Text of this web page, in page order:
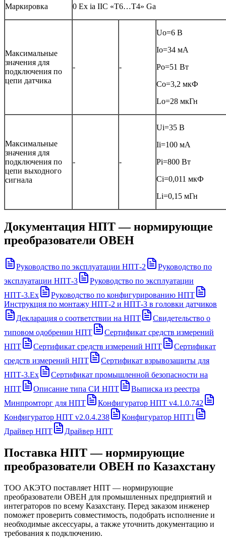
Маркировка 0 Ex ia IIC «T6…Т4» Ga
Максимальные
значения для
подключения по
цепи датчика
- -
Uo=6 В
Io=34 мА
Po=51 Вт
Сo=3,2 мкФ
Lo=28 мкГн
Максимальные
значения для
подключения по
цепи выходного
сигнала
- -
Ui=35 В
Ii=100 мА
Pi=800 Вт
Сi=0,011 мкФ
Li=0,15 мГн
Документация НПТ — нормирующие
преобразователи ОВЕН
Руководство по эксплуатации НПТ-2
Руководство по
эксплуатации НПТ-3
Руководство по эксплуатации
НПТ-3.Ех
Руководство по конфигурированию НПТ
Инструкция по монтажу НПТ-2 и НПТ-3 в головки датчиков
Декларация о соответствии на НПТ
Свидетельство о
типовом одобрении НПТ
Сертификат средств измерений
НПТ
Сертификат средств измерений НПТ
Сертификат
средств измерений НПТ
Сертификат взрывозащиты для
НПТ-3.Ex
Сертификат промышленной безопасности на
НПТ
Описание типа СИ НПТ
Выписка из реестра
Минпромторг для НПТ
Конфигуратор НПТ v4.1.0.742
Конфигуратор НПТ v2.0.4.238
Конфигуратор НПТ1
Драйвер НПТ
Драйвер НПТ
Поставка НПТ — нормирующие
преобразователи ОВЕН по Казахстану
ТОО АКЭТО поставляет НПТ — нормирующие
преобразователи ОВЕН для промышленных предприятий и
интеграторов по всему Казахстану. Перед заказом инженер
поможет проверить совместимость, подобрать исполнение и
необходимые аксессуары, а также уточнить документацию и
требования к подключению.